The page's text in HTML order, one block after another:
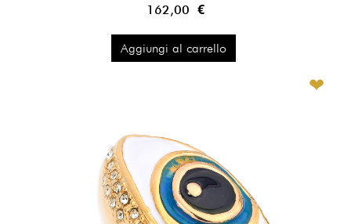
162,00 €
Aggiungi al carrello